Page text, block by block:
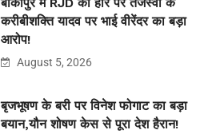
करीबीशक्ति यादव पर भाई वीरेंदर का बड़ा
आरोप!
August 5, 2026
बृजभूषण के बरी पर विनेश फोगाट का बड़ा
बयान,यौन शोषण केस से पूरा देश हैरान!